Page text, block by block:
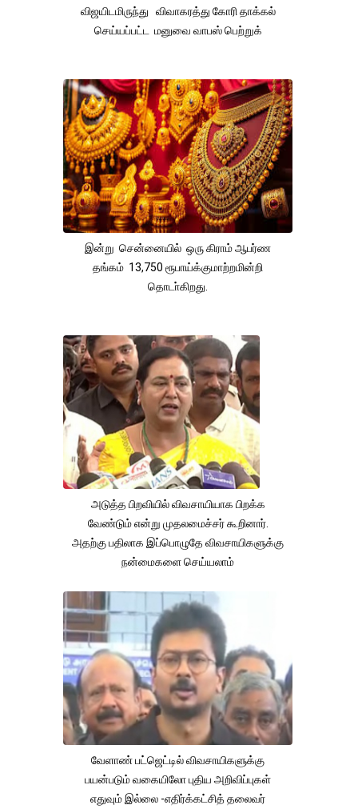
விஜயிடமிருந்து விவாகரத்து கோரி தாக்கல்
செய்யப்பட்ட மனுவை வாபஸ் பெற்றுக்
இன்று சென்னையில் ஒரு கிராம் ஆபர்ண
தங்கம் 13,750 ரூபாய்க்குமாற்றமின்றி
தொடா்கிறது.
அடுத்த பிறவியில் விவசாயியாக பிறக்க
வேண்டும் என்று முதலமைச்சர் கூறினார்.
அதற்கு பதிலாக இப்பொழுதே விவசாயிகளுக்கு
நன்மைகளை செய்யலாம்
வேளாண் பட்ஜெட்டில் விவசாயிகளுக்கு
பயன்படும் வகையிலோ புதிய அறிவிப்புகள்
எதுவும் இல்லை -எதிர்க்கட்சித் தலைவர்